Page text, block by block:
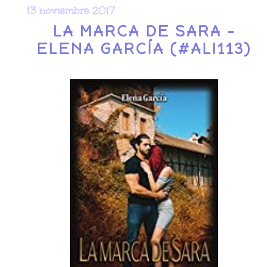
13 noviembre 2017
LA MARCA DE SARA -
ELENA GARCÍA (#ALI113)